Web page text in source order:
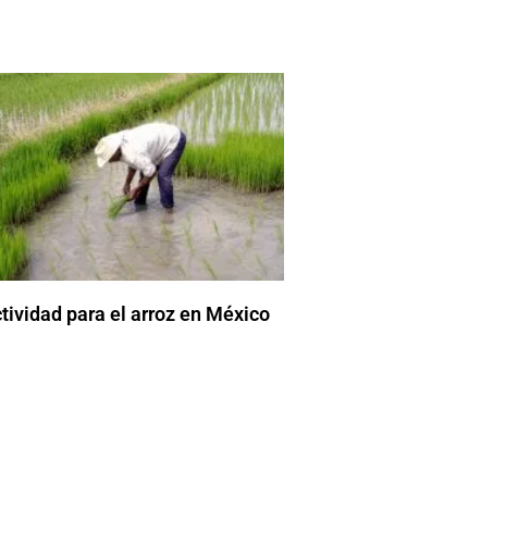
para el arroz en México